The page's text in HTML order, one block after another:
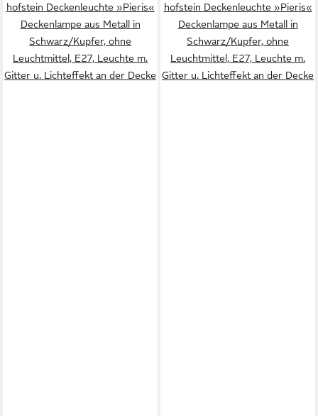
hofstein Deckenleuchte »Pieris«
Deckenlampe aus Metall in
Schwarz/Kupfer, ohne
Leuchtmittel, E27, Leuchte m.
Gitter u. Lichteffekt an der Decke
hofstein Deckenleuchte »Pieris«
Deckenlampe aus Metall in
Schwarz/Kupfer, ohne
Leuchtmittel, E27, Leuchte m.
Gitter u. Lichteffekt an der Decke